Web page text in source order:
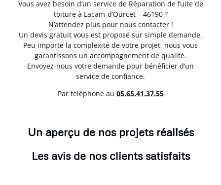
Vous avez besoin d’un service de Réparation de fuite de
toiture à Lacam-d’Ourcet – 46190 ?
N’attendez plus pour nous contacter !
Un devis gratuit vous est proposé sur simple demande.
Peu importe la complexité de votre projet, nous vous
garantissons un accompagnement de qualité.
Envoyez-nous votre demande pour bénéficier d’un
service de confiance.
Par téléphone au 05.65.41.37.55
Un aperçu de nos projets réalisés
Les avis de nos clients satisfaits